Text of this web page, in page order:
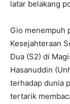
latar belakang
Gio menempuh
Kesejahteraan
Dua (S2) di
Hasanuddin
terhadap dunia
tertarik